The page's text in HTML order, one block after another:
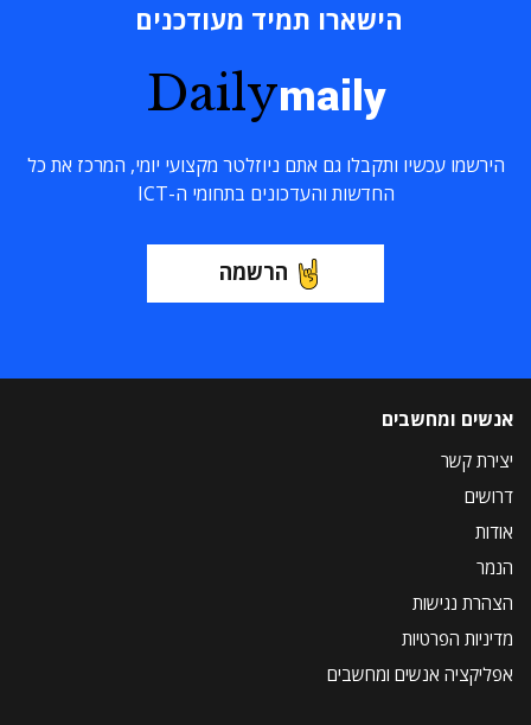
הישארו תמיד מעודכנים
Dailymaily
הירשמו עכשיו ותקבלו גם אתם ניוזלטר מקצועי יומי, המרכז את כל
החדשות והעדכונים בתחומי ה-ICT
הרשמה
אנשים ומחשבים
יצירת קשר
דרושים
אודות
הנמר
הצהרת נגישות
מדיניות הפרטיות
אפליקציה אנשים ומחשבים